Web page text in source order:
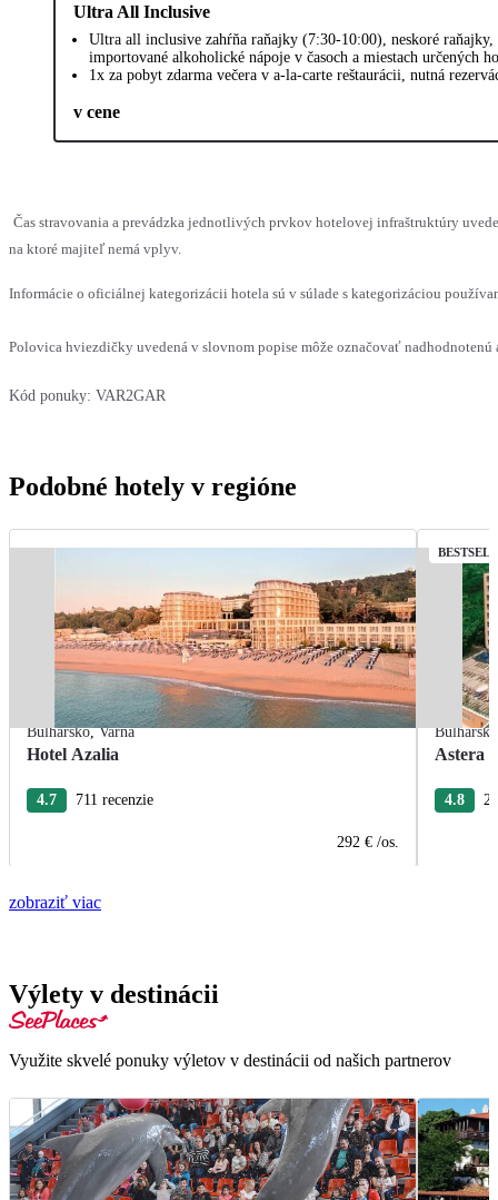
Ultra All Inclusive
Ultra all inclusive zahŕňa raňajky (7:30-10:00), neskoré
importované alkoholické nápoje v časoch a miestach určených
1x za pobyt zdarma večera v a-la-carte reštaurácii, nutná
v cene
Čas stravovania a prevádzka jednotlivých prvkov hotelovej infraštruktúry
na ktoré majiteľ nemá vplyv.
Informácie o oficiálnej kategorizácii hotela sú v súlade s kategorizáciou
Polovica hviezdičky uvedená v slovnom popise môže označovať
Kód ponuky: VAR2GAR
Podobné hotely v regióne
Bulharsko,Varna
Hotel Azalia
4.7 711 recenzie
292 € /os.
Bulharsko
Astera
4.8
zobraziť viac
Výlety v destinácii
Využite skvelé ponuky výletov v destinácii od našich partnerov